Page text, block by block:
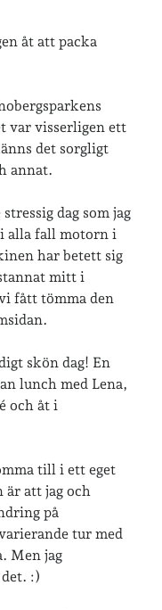
åt att packa
var visserligen ett
det sorgligt
annat.
dag som jag
alla fall motorn i
har betett sig
mitt i
fått tömma den
skön dag! En
lunch med Lena,
och åt i
till i ett eget
är att jag och
på
tur med
Men jag
:)